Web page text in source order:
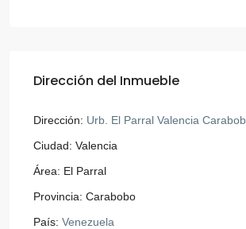
Dirección del Inmueble
Dirección: Urb. El Parral Valencia
Ciudad: Valencia
Área: El Parral
Provincia: Carabobo
País: Venezuela